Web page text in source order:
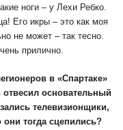
ноги – у Лехи Ребко.
Его икры – это как моя
не может – так тесно.
прилично.
в «Спартаке»
основательный
телевизионщики,
тогда сцепились?